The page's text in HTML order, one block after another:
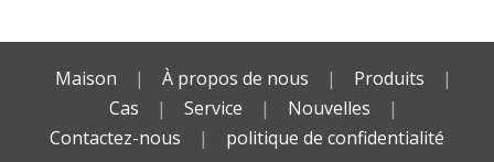
Maison | À propos de nous | Produits
|
Cas
| Service | Nouvelles
|
Contactez-nous
| politique de confidentialité